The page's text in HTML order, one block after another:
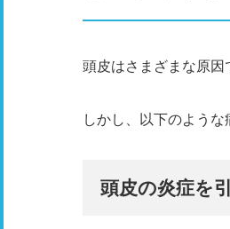
頭皮はさまざまな原因
しかし、以下のような
頭皮の炎症を